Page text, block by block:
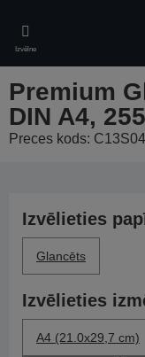
main
content
Izvēlne
Premium
DIN A4,
Preces kods:
Izvēlieties
Glancēts
Izvēlieties
A4 (21.0x29,7 cm)